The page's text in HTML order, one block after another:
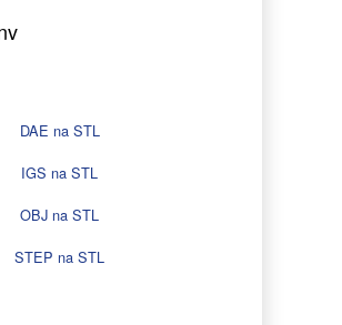
DAE na STL
IGS na STL
OBJ na STL
STEP na STL